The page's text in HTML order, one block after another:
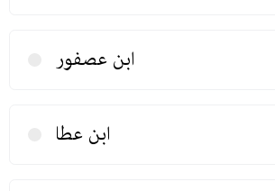
ابن عصفور
ابن عطا